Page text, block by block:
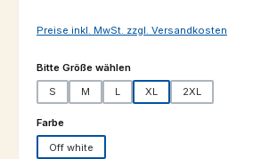
Preise inkl. MwSt. zzgl. Versandkosten
Bitte Größe wählenauswählen
S M L XL 2XL
Farbeauswählen
Off white